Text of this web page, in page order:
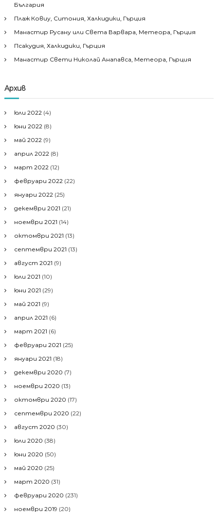
България
Плаж Ковиу, Ситония, Халкидики, Гърция
Манастир Русану или Света Варвара, Метеора, Гърция
Псакудия, Халкидики, Гърция
Манастир Свети Николай Анапавса, Метеора, Гърция
Архив
юли 2022 (4)
юни 2022 (8)
май 2022 (9)
април 2022 (8)
март 2022 (12)
февруари 2022 (22)
януари 2022 (25)
декември 2021 (21)
ноември 2021 (14)
октомври 2021 (13)
септември 2021 (13)
август 2021 (9)
юли 2021 (10)
юни 2021 (29)
май 2021 (9)
април 2021 (6)
март 2021 (6)
февруари 2021 (25)
януари 2021 (18)
декември 2020 (7)
ноември 2020 (13)
октомври 2020 (17)
септември 2020 (22)
август 2020 (30)
юли 2020 (38)
юни 2020 (50)
май 2020 (25)
март 2020 (31)
февруари 2020 (231)
ноември 2019 (20)